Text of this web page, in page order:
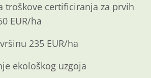
troškove certificiranja za prvih
EUR/ha
235 EUR/ha
ekološkog uzgoja